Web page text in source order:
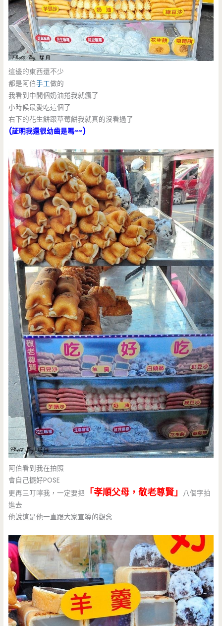
這邊的東西還不少
都是阿伯手工做的
我看到中間個奶油捲我就瘋了
小時候最愛吃這個了
右下的花生餅跟草莓餅我就真的沒看過了
(証明我還很幼齒是嗎~~)
阿伯看到我在拍照
會自己擺好POSE
更再三叮嚀我，一定要把
「孝順父母，敬老尊賢」
八個字拍
進去
他說這是他一直跟大家宣導的觀念